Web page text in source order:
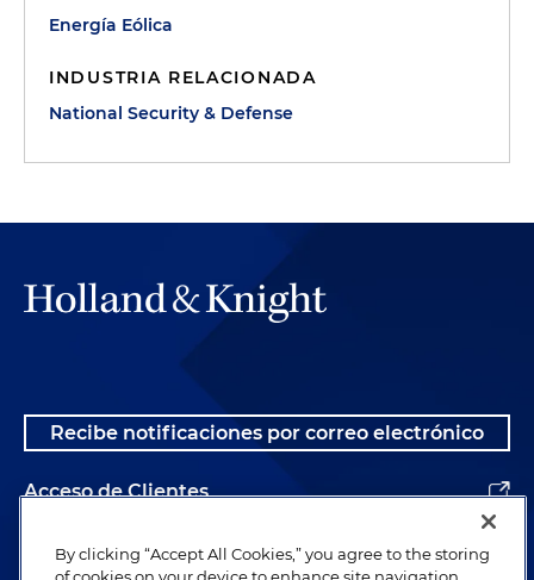
Energía Eólica
INDUSTRIA RELACIONADA
National Security & Defense
Recibe notificaciones por correo electrónico
Acceso de Clientes
Alumnos
By clicking “Accept All Cookies,” you agree to the storing